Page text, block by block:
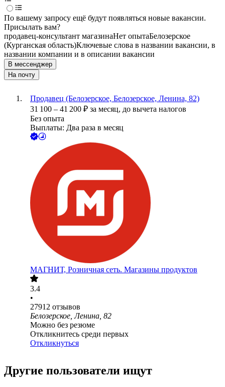
По вашему запросу ещё будут появляться новые вакансии.
Присылать вам?
продавец-консультант магазинаНет опытаБелозерское
(Курганская область)Ключевые слова в названии вакансии, в
названии компании и в описании вакансии
В мессенджер
На почту
Продавец (Белозерское, Белозерское, Ленина, 82)
31 100 – 41 200 ₽ за месяц, до вычета налогов
Без опыта
Выплаты: Два раза в месяц
МАГНИТ, Розничная сеть. Магазины продуктов
3.4
•
27912 отзывов
Белозерское, Ленина, 82
Можно без резюме
Откликнитесь среди первых
Откликнуться
Другие пользователи ищут